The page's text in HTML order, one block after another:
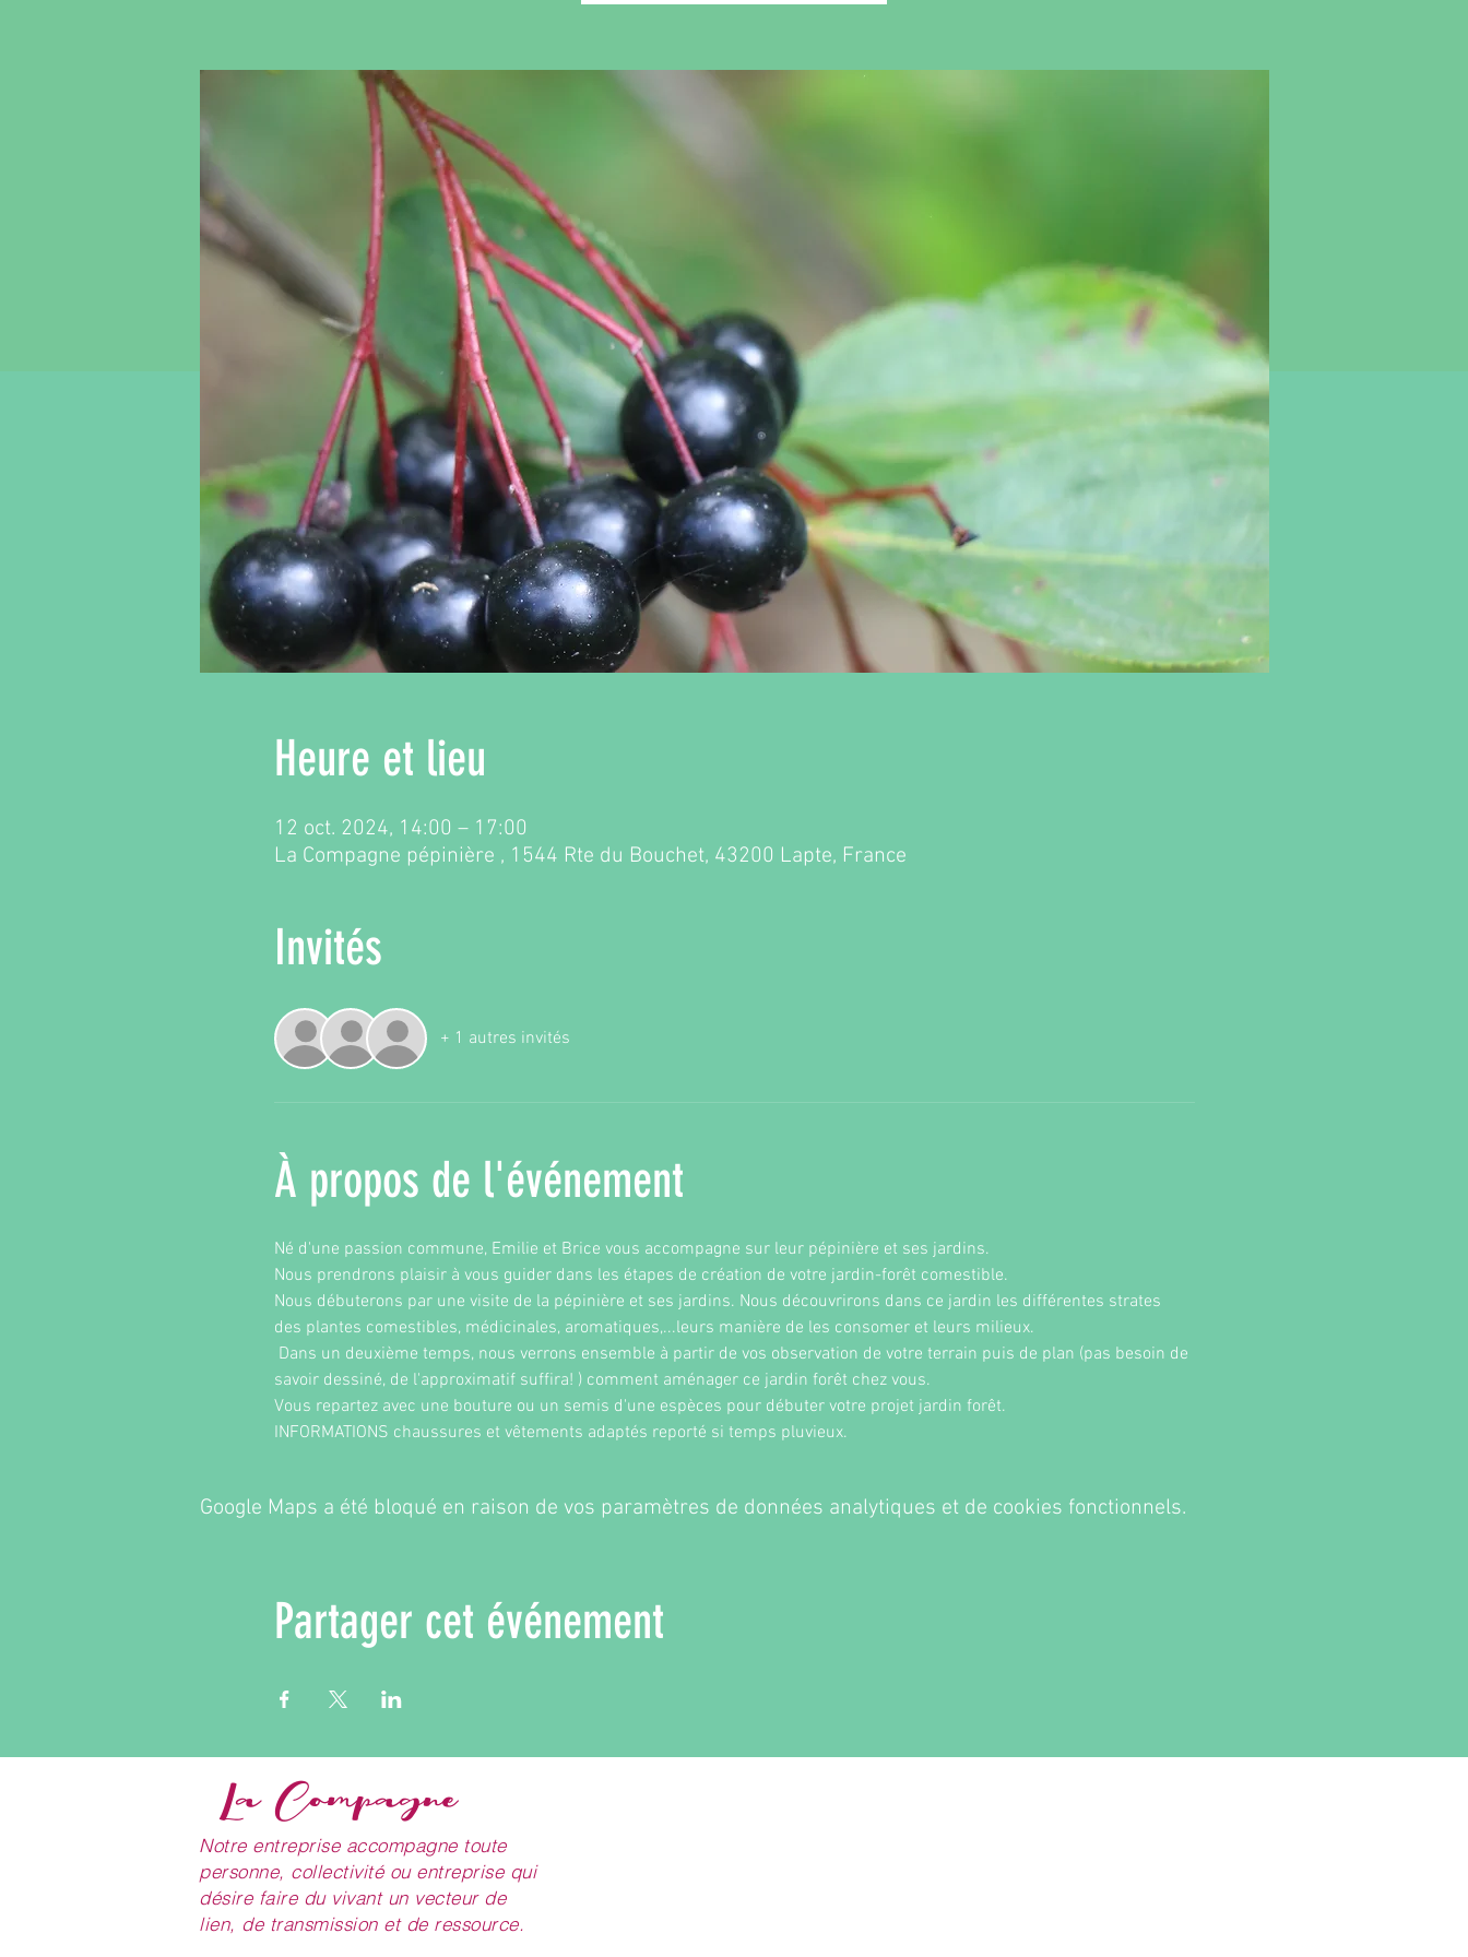
Heure et lieu
12 oct. 2024, 14:00 – 17:00
La Compagne pépinière , 1544 Rte du Bouchet, 43200 Lapte, France
Invités
+ 1 autres invités
À propos de l'événement
Né d'une passion commune, Emilie et Brice vous accompagne sur leur pépinière et ses jardins.
Nous prendrons plaisir à vous guider dans les étapes de création de votre jardin-forêt comestible.
Nous débuterons par une visite de la pépinière et ses jardins. Nous découvrirons dans ce jardin les différentes strates
des plantes comestibles, médicinales, aromatiques,...leurs manière de les consomer et leurs milieux.
Dans un deuxième temps, nous verrons ensemble à partir de vos observation de votre terrain puis de plan (pas besoin de
savoir dessiné, de l'approximatif suffira! ) comment aménager ce jardin forêt chez vous.
Vous repartez avec une bouture ou un semis d'une espèces pour débuter votre projet jardin forêt.
INFORMATIONS chaussures et vêtements adaptés reporté si temps pluvieux.
Google Maps a été bloqué en raison de vos paramètres de données analytiques et de cookies fonctionnels.
Partager cet événement
La Compagne
Notre entreprise accompagne toute
personne, collectivité ou entreprise qui
désire faire du vivant un vecteur de
lien, de transmission et de ressource.